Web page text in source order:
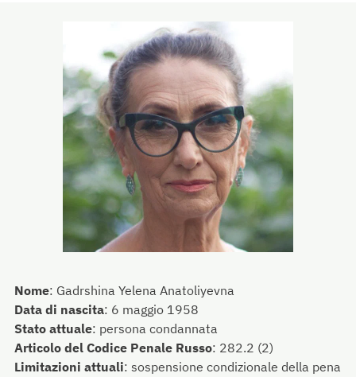
Nome: Gadrshina Yelena Anatoliyevna
Data di nascita: 6 maggio 1958
Stato attuale: persona condannata
Articolo del Codice Penale Russo: 282.2 (2)
Limitazioni attuali: sospensione condizionale della pena